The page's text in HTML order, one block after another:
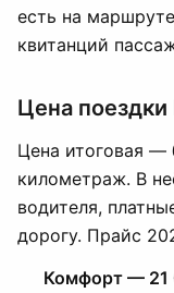
есть на
квитанций
Цена
Цена итоговая —
километраж. В
водителя,
дорогу. Прайс
Комфорт — 21